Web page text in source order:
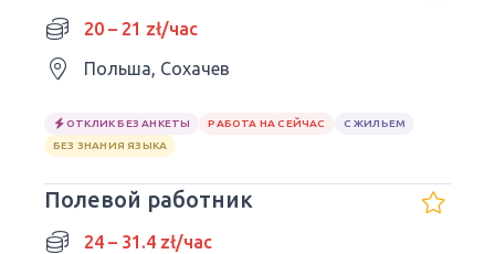
20 – 21 zł/час
Польша, Сохачев
ОТКЛИК БЕЗ АНКЕТЫ РАБОТА НА СЕЙЧАС
С ЖИЛЬЕМ
БЕЗ ЗНАНИЯ ЯЗЫКА
Полевой работник
24 – 31.4 zł/час